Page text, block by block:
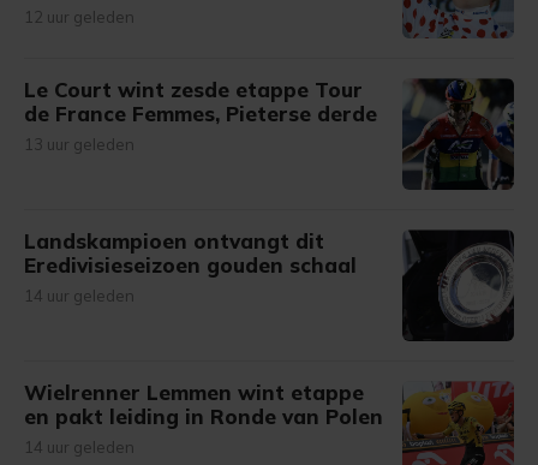
12 uur geleden
Le Court wint zesde etappe Tour
de France Femmes, Pieterse derde
13 uur geleden
Landskampioen ontvangt dit
Eredivisieseizoen gouden schaal
14 uur geleden
Wielrenner Lemmen wint etappe
en pakt leiding in Ronde van Polen
14 uur geleden